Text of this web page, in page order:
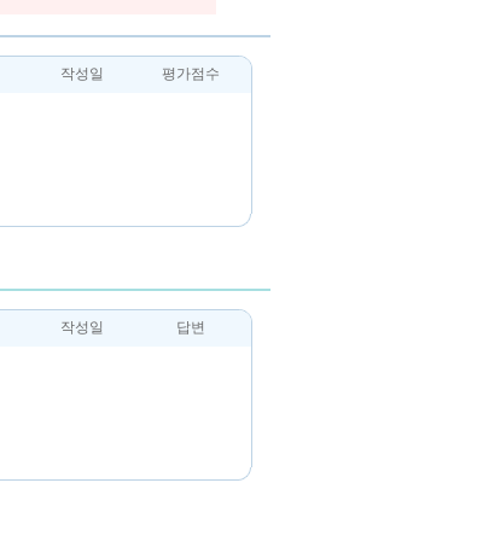
작성일 평가점수
작성일 답변